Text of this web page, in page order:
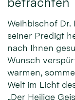
Weihbischof
seiner Predigt
nach Ihnen
Wunsch
warmen,
Welt im Licht
„Der Heilige